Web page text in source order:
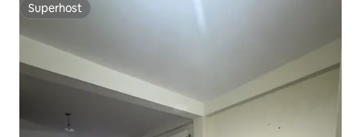
Superhost
Superhost